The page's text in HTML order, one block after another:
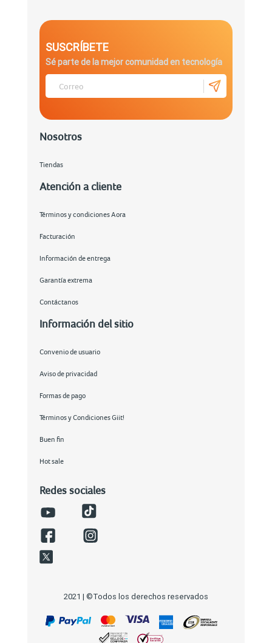
SUSCRÍBETE
Sé parte de la mejor comunidad en tecnología
Nosotros
Tiendas
Atención a cliente
Términos y condiciones Aora
Facturación
Información de entrega
Garantía extrema
Contáctanos
Información del sitio
Convenio de usuario
Aviso de privacidad
Formas de pago
Términos y Condiciones Giit!
Buen fin
Hot sale
Redes sociales
2021 | ©Todos los derechos reservados